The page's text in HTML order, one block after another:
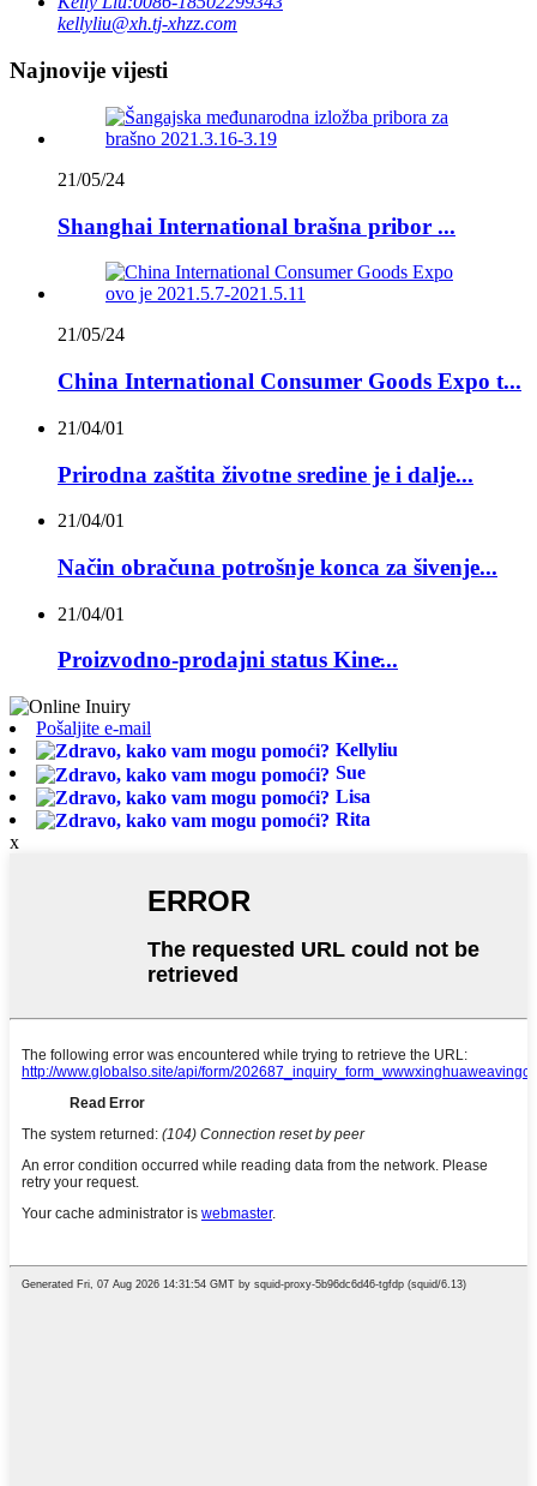
kellyliu@xh.tj-xhzz.com
Najnovije vijesti
21/05/24
Shanghai International brašna pribor ...
21/05/24
China International Consumer Goods Expo t...
21/04/01
Prirodna zaštita životne sredine je i dalje...
21/04/01
Način obračuna potrošnje konca za šivenje...
21/04/01
Proizvodno-prodajni status Kine̵...
Pošaljite e-mail
Kellyliu
Sue
Lisa
Rita
x